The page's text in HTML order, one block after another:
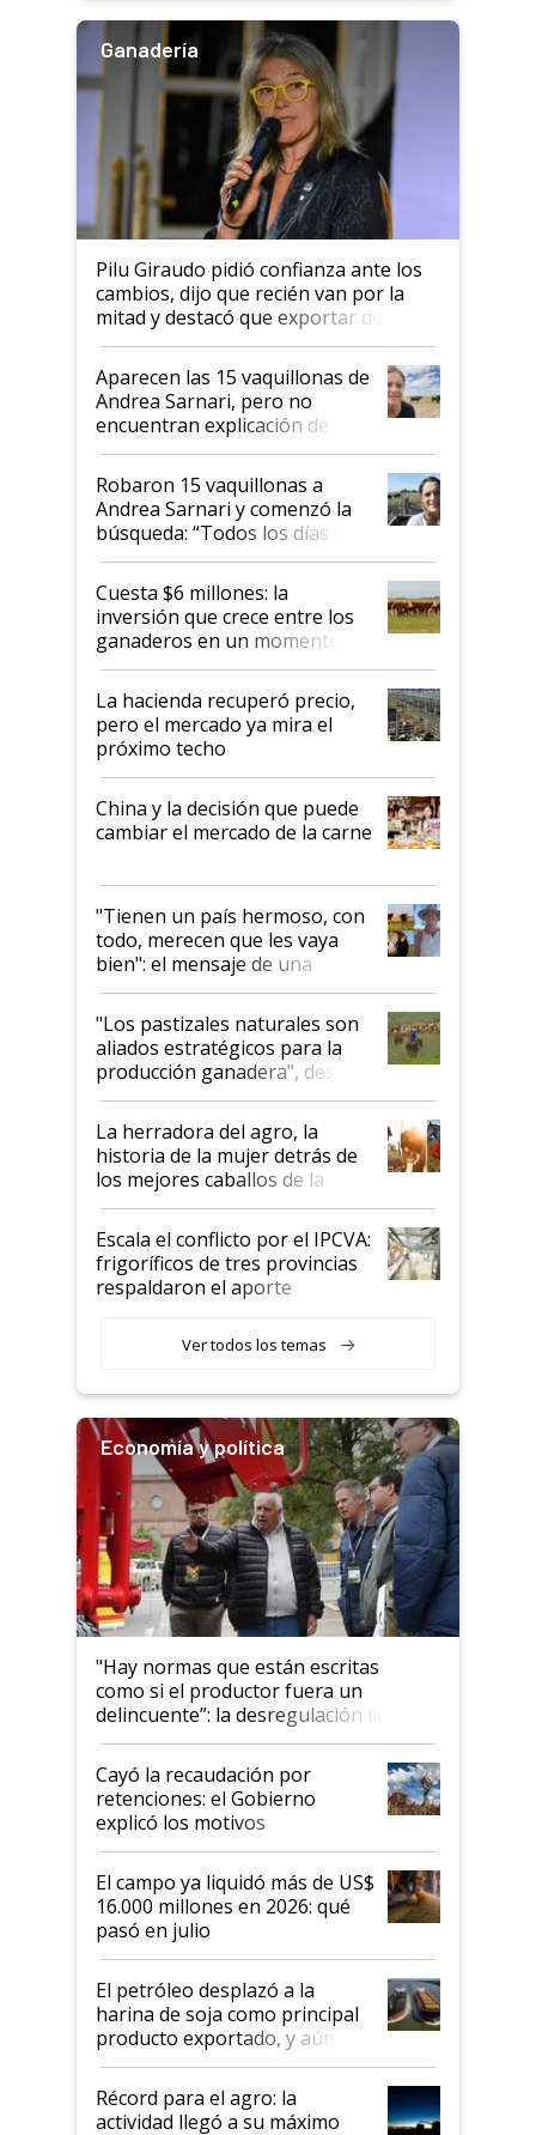
Ganadería
Pilu Giraudo pidió confianza ante los
cambios, dijo que recién van por la
mitad y destacó que exportar dejó de
ser "para unos pocos": "Tenemos un
mandato muy claro del gobierno
nacional"
Aparecen las 15 vaquillonas de
Andrea Sarnari, pero no
encuentran explicación de
cómo llegaron allí
Robaron 15 vaquillonas a
Andrea Sarnari y comenzó la
búsqueda: “Todos los días le
toca a algún productor”
Cuesta $6 millones: la
inversión que crece entre los
ganaderos en un momento
histórico para la actividad
La hacienda recuperó precio,
pero el mercado ya mira el
próximo techo
China y la decisión que puede
cambiar el mercado de la carne
"Tienen un país hermoso, con
todo, merecen que les vaya
bien": el mensaje de una
ganadera uruguaya sobre las
oportunidades que se abren
para el agro en Argentina, con
foco en la carne
"Los pastizales naturales son
aliados estratégicos para la
producción ganadera", destaca
la iniciativa que ya reúne a 46
establecimientos en Argentina
La herradora del agro, la
historia de la mujer detrás de
los mejores caballos de la
Argentina y los mitos que
todavía hacen sufrir a estos
animales: "Mientras me
descalificaban, yo seguí
haciendo currículum"
Escala el conflicto por el IPCVA:
frigoríficos de tres provincias
respaldaron el aporte
Ver todos los temas
Economía y política
"Hay normas que están escritas
como si el productor fuera un
delincuente”: la desregulación llegó
al Congreso Aapresid y hasta se
habló del financiamiento al IPCVA
Cayó la recaudación por
retenciones: el Gobierno
explicó los motivos
El campo ya liquidó más de US$
16.000 millones en 2026: qué
pasó en julio
El petróleo desplazó a la
harina de soja como principal
producto exportado, y aún así
el agro aportó casi seis de cada
diez dólares y sostuvo el
liderazgo en un semestre
Récord para el agro: la
actividad llegó a su máximo